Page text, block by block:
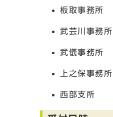
板取事務所
武芸川事務所
武儀事務所
上之保事務所
西部支所